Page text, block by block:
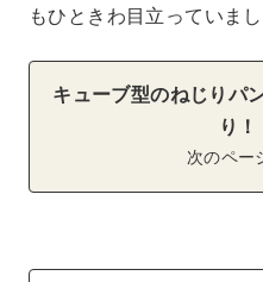
もひときわ目立っていまし
キューブ型のねじりパ
り！
次のペー